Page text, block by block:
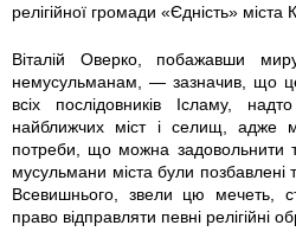
релігійної громади «Єдність» міста
Віталій Оверко, побажавши
немусульманам, — зазначив, що
всіх послідовників Ісламу,
найближчих міст і селищ, адже
потреби, що можна задовольнити
мусульмани міста були позбавлені
Всевишнього, звели цю мечеть,
право відправляти певні релігійні